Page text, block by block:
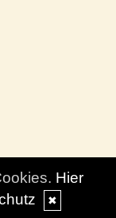
Hier
✖